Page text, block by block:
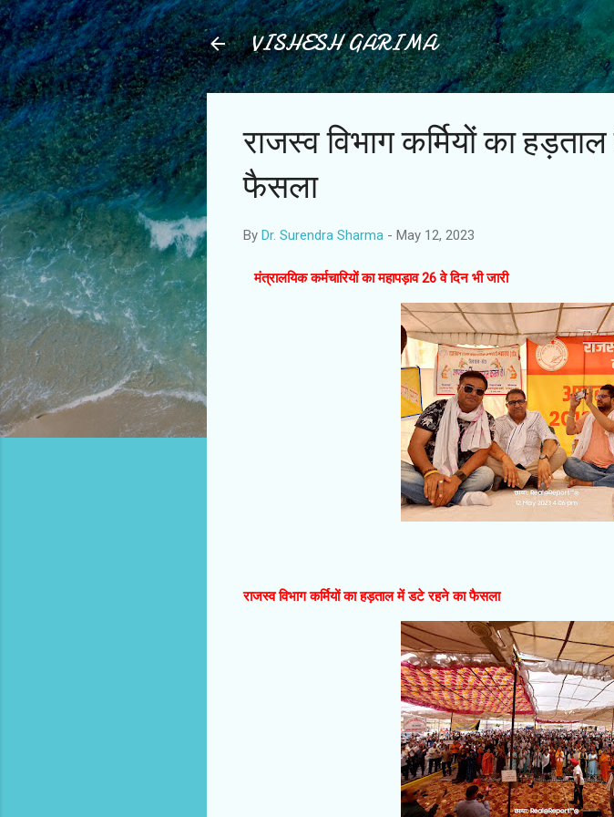
Skip to
VISHESH GARIMA
राजस्व विभाग कर्मियों का
फैसला
By Dr. Surendra Sharma - May 12, 2023
मंत्रालयिक कर्मचारियों का महापड़ाव 26 वे दिन भी जारी
राजस्व विभाग कर्मियों का हड़ताल में डटे रहने का फैसला